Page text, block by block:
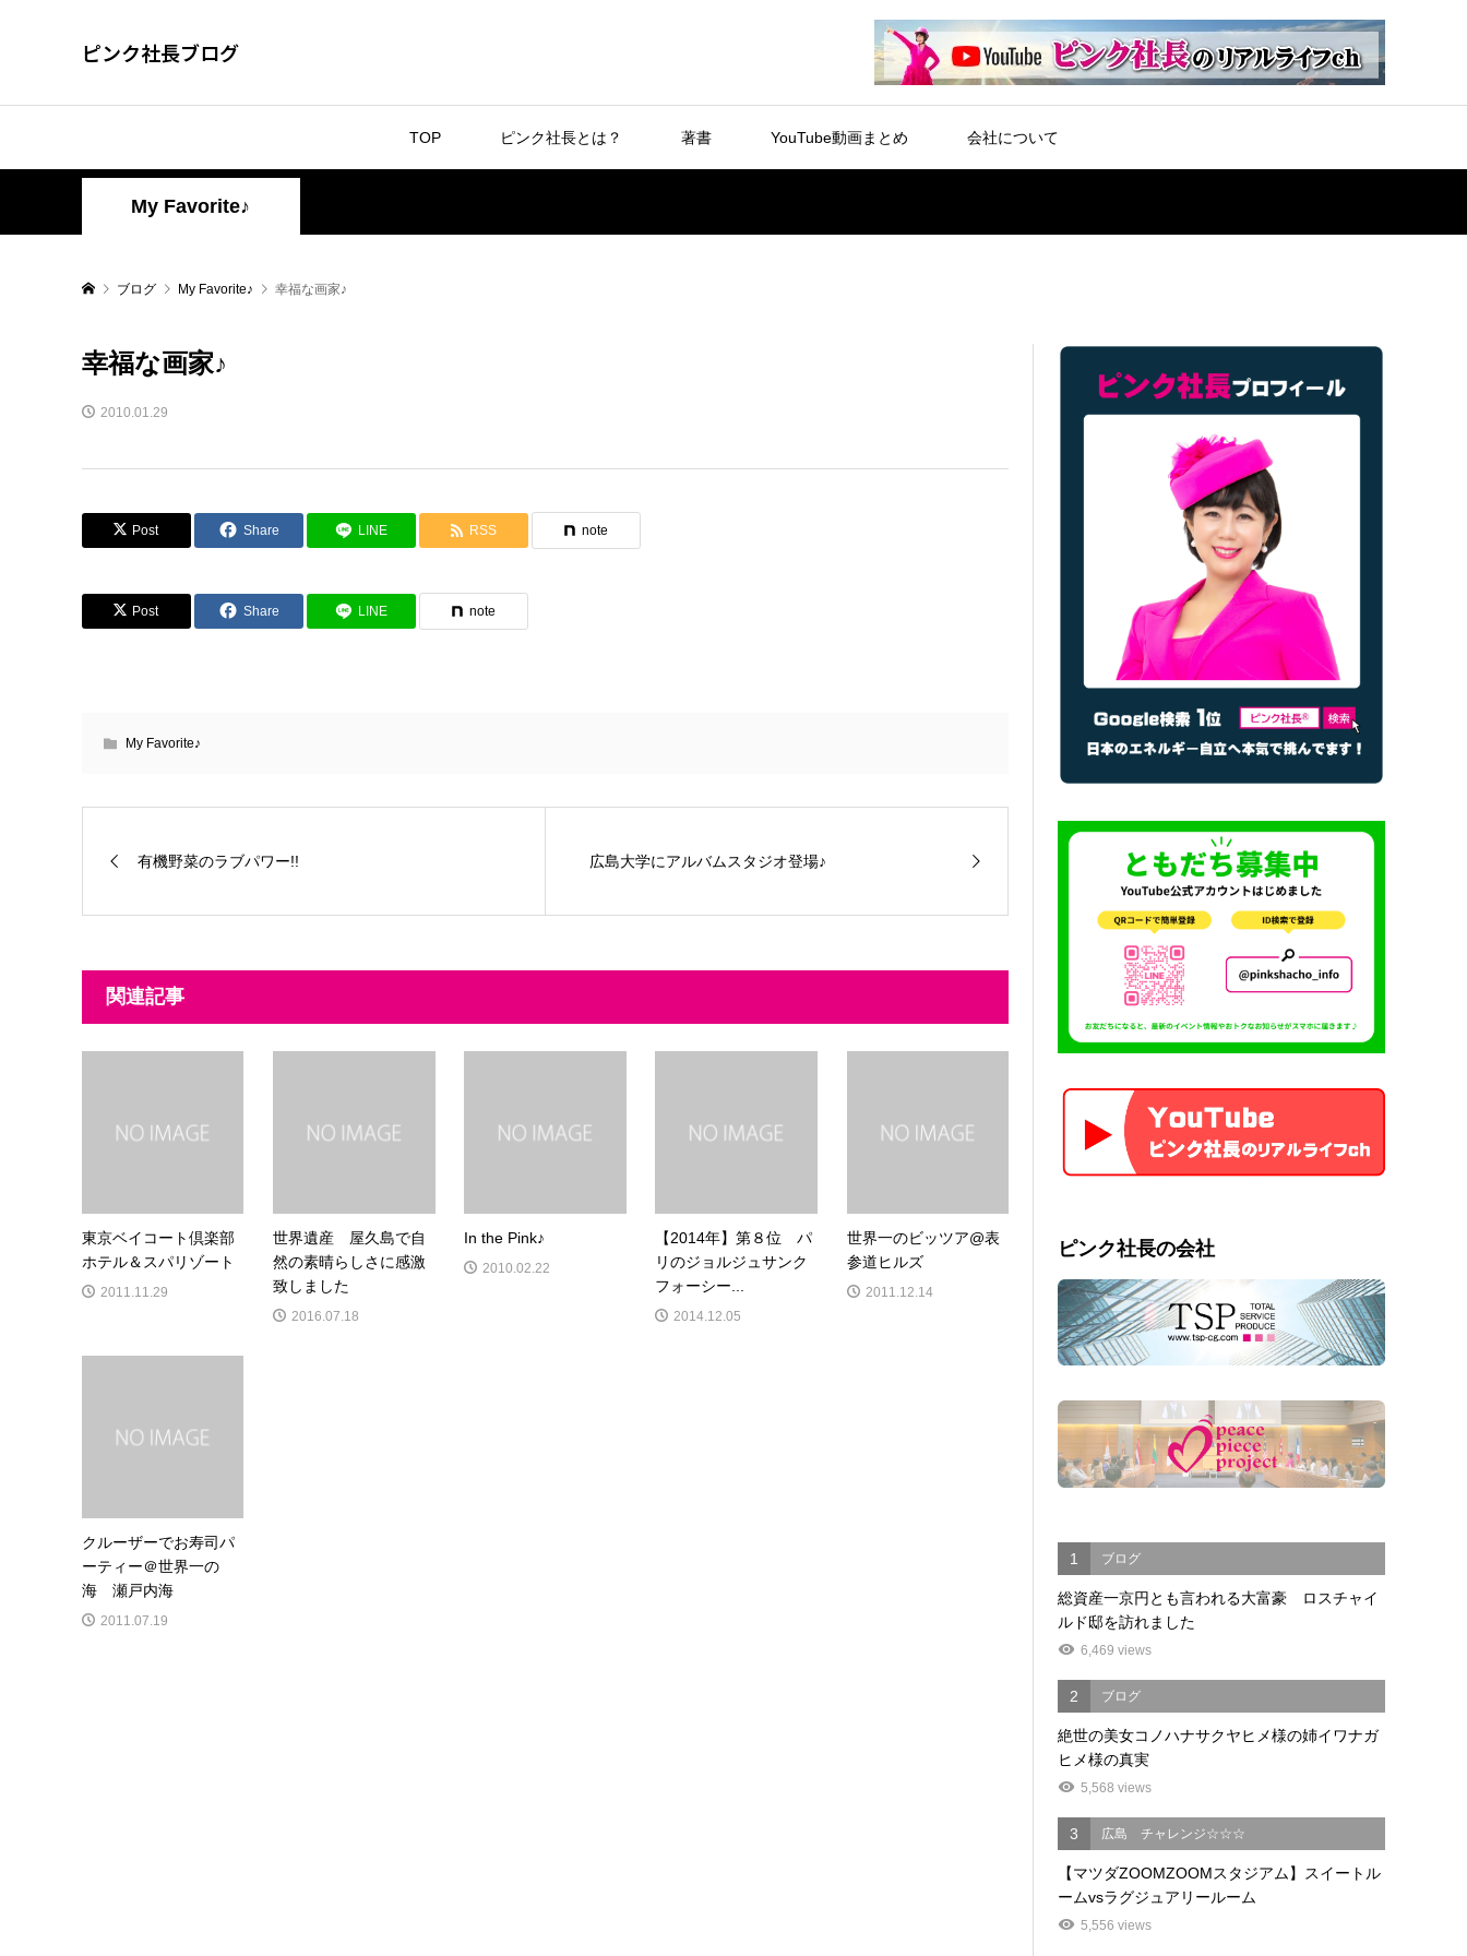
ピンク社長ブログ
TOP ピンク社長とは？ 著書 YouTube動画まとめ 会社について
My Favorite♪
ブログ My Favorite♪ 幸福な画家♪
幸福な画家♪
2010.01.29
Post Share LINE RSS note
Post Share LINE note
My Favorite♪
有機野菜のラブパワー!! 広島大学にアルバムスタジオ登場♪
関連記事
東京ベイコート倶楽部
ホテル＆スパリゾート
2011.11.29
世界遺産 屋久島で自
然の素晴らしさに感激
致しました
2016.07.18
In the Pink♪
2010.02.22
【2014年】第８位 パ
リのジョルジュサンク
フォーシー...
2014.12.05
世界一のビッツア@表
参道ヒルズ
2011.12.14
クルーザーでお寿司パ
ーティー＠世界一の
海 瀬戸内海
2011.07.19
ピンク社長の会社
1 ブログ
総資産一京円とも言われる大富豪 ロスチャイ
ルド邸を訪れました
6,469 views
2 ブログ
絶世の美女コノハナサクヤヒメ様の姉イワナガ
ヒメ様の真実
5,568 views
3 広島 チャレンジ☆☆☆
【マツダZOOMZOOMスタジアム】スイートル
ームvsラグジュアリールーム
5,556 views